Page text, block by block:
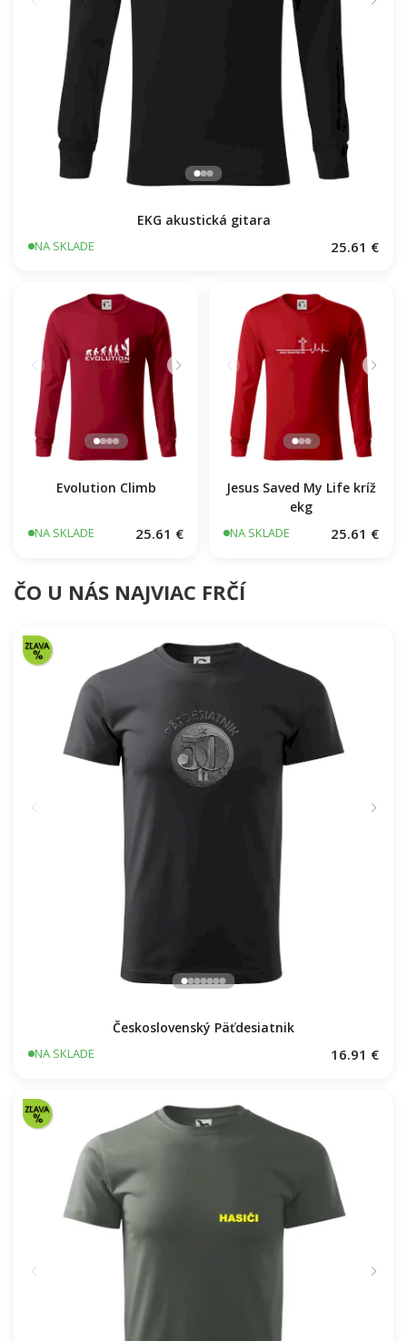
EKG akustická gitara
NA SKLADE 25.61 €
Evolution Climb
NA SKLADE 25.61 €
Jesus Saved My Life kríž
ekg
NA SKLADE 25.61 €
ČO U NÁS NAJVIAC FRČÍ
Československý Päťdesiatnik
NA SKLADE 16.91 €